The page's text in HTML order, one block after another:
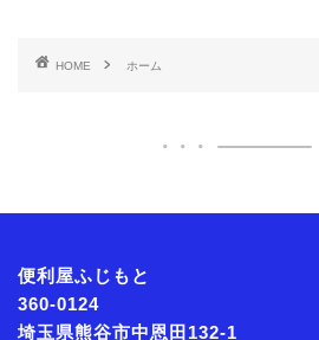
HOME ホーム
便利屋ふじもと
360-0124
埼玉県熊谷市中恩田132-1